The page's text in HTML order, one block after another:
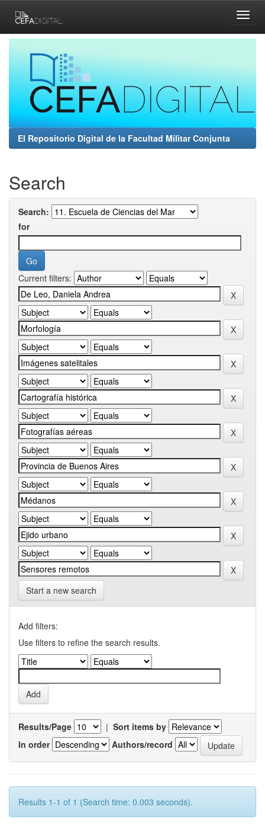
navigation
El Repositorio Digital de la Facultad Militar Conjunta
Search
Search:
for
Current filters:
Start a new search
Add filters:
Use filters to refine the search results.
Results/Page | Sort items by
In order
Authors/record
Results 1-1 of 1 (Search time: 0.003 seconds).